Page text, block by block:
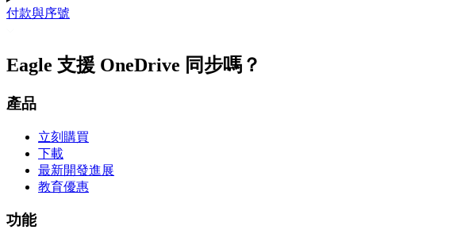
付款與序號
Eagle 支援 OneDrive 同步嗎？
產品
立刻購買
下載
最新開發進展
教育優惠
功能